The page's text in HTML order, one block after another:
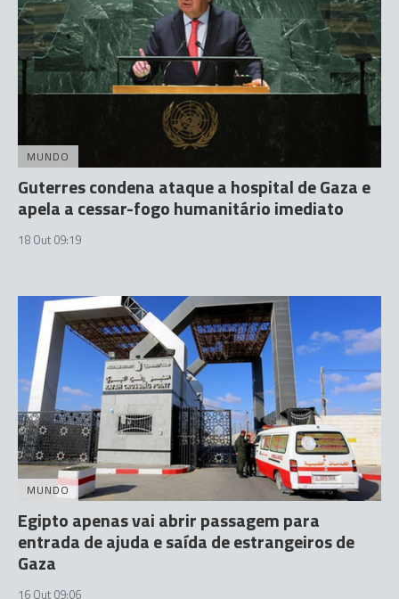
MUNDO
Guterres condena ataque a hospital de Gaza e
apela a cessar-fogo humanitário imediato
18 Out 09:19
MUNDO
Egipto apenas vai abrir passagem para
entrada de ajuda e saída de estrangeiros de
Gaza
16 Out 09:06